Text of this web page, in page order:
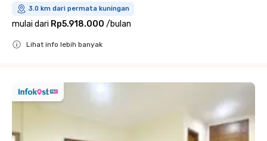
3.0 km dari permata kuningan
mulai dari Rp5.918.000 /bulan
Lihat info lebih banyak